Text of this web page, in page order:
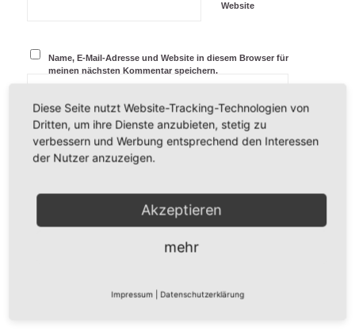
Website
Name, E-Mail-Adresse und Website in diesem Browser für
meinen nächsten Kommentar speichern.
Diese Seite nutzt Website-Tracking-Technologien von
Dritten, um ihre Dienste anzubieten, stetig zu
verbessern und Werbung entsprechend den Interessen
der Nutzer anzuzeigen.
Akzeptieren
mehr
Impressum Datenschutzerklärung